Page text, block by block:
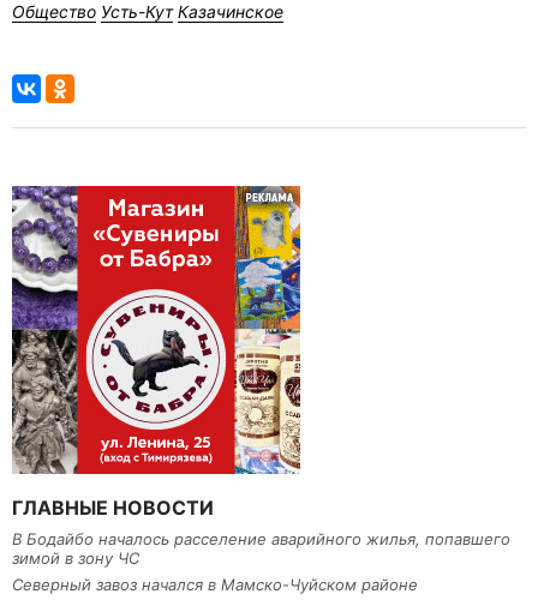
Общество Усть-Кут Казачинское
ГЛАВНЫЕ НОВОСТИ
В Бодайбо началось расселение аварийного жилья, попавшего
зимой в зону ЧС
Северный завоз начался в Мамско-Чуйском районе